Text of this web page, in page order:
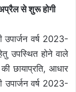
से शुरू होगी
वर्ष 2023-
उपस्थित होने वाले
छायाप्रति, आधार
उपार्जन वर्ष 2023-